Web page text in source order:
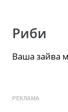
Риби
Ваша зайва
РЕКЛАМА